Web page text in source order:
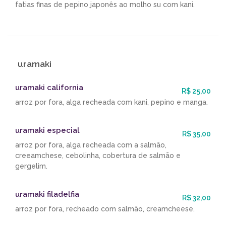
fatias finas de pepino japonês ao molho su com kani.
uramaki
uramaki california
R$ 25,00
arroz por fora, alga recheada com kani, pepino e manga.
uramaki especial
R$ 35,00
arroz por fora, alga recheada com a salmão,
creeamchese, cebolinha, cobertura de salmão e
gergelim.
uramaki filadelfia
R$ 32,00
arroz por fora, recheado com salmão, creamcheese.